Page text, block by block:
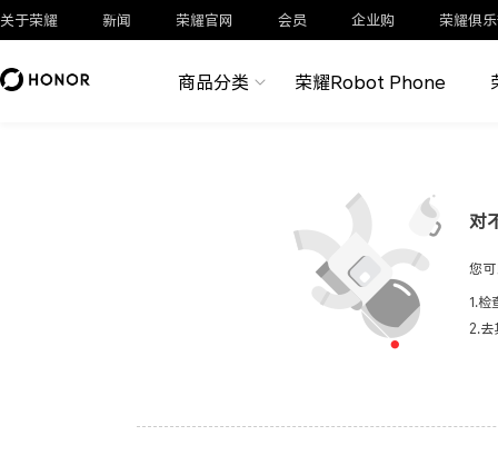
关于荣耀 新闻 荣耀官网 会员 企业购 荣耀俱
商品分类 荣耀Robot Phone
对
您
1.检
2.去